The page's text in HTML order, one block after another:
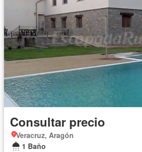
Consultar precio
Veracruz, Aragón
1 Baño